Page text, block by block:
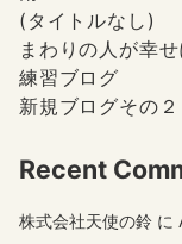
(タイトルなし)
まわりの人が幸
練習ブログ
新規ブログその
Recent
株式会社天使の鈴 に